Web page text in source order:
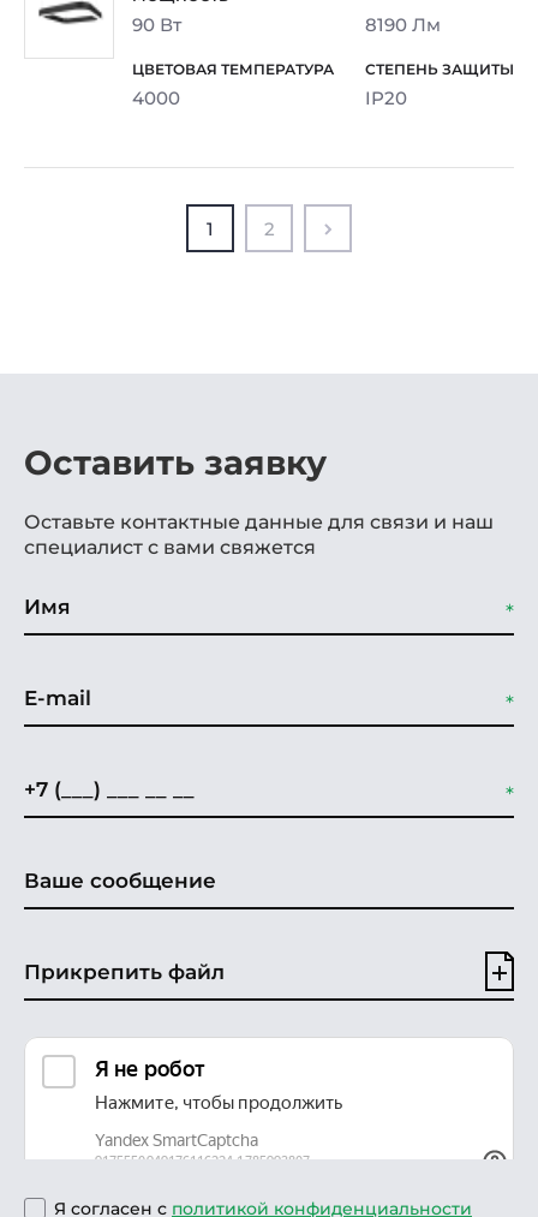
90 Вт 8190 Лм
4000 IP20
1 2
Оставить заявку
Оставьте контактные данные для связи и наш
специалист с вами свяжется
Прикрепить файл
Я согласен с политикой конфиденциальности